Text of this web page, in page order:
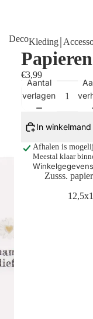
DecoKleding￨
€3,99
Aantal
verlagen
In winkelmand
Afhalen is
Meestal klaar
Zusss.